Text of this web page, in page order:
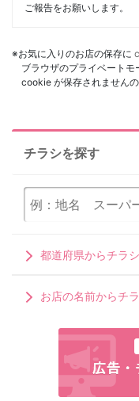
ご報告をお願いします。
※お気に入りのお店の保存に
ブラウザのプライベート
cookie が保存されません
チラシを探す
都道府県からチラ
お店の名前からチ